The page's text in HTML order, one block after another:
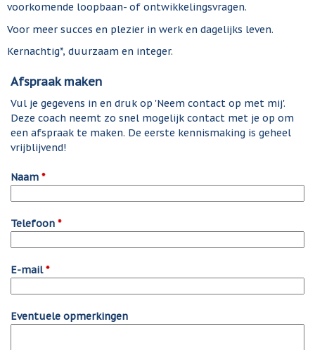
voorkomende loopbaan- of ontwikkelingsvragen.
Voor meer succes en plezier in werk en dagelijks leven.
Kernachtig*, duurzaam en integer.
Afspraak maken
Vul je gegevens in en druk op 'Neem contact op met mij'.
Deze coach neemt zo snel mogelijk contact met je op om
een afspraak te maken. De eerste kennismaking is geheel
vrijblijvend!
Naam *
Telefoon *
E-mail*
Eventuele opmerkingen